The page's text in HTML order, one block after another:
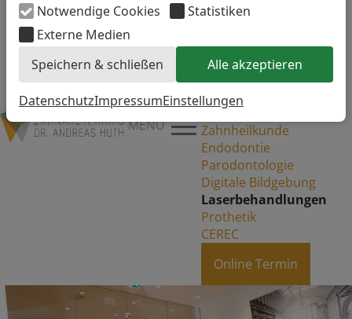
Notwendige Cookies
Statistiken
Externe Medien
Speichern & schließen
Alle akzeptieren
DatenschutzImpressumEinstellungen
MENÜ
Philosophie
Implantologie
Ästhetische
Versorgung/Cerec
Prophylaxe
Konservierende
Zahnheilkunde
Endodontie
Parodontologie
Digitale Bildgebung
Laserbehandlungen
Prothetik
CEREC
Online Termin